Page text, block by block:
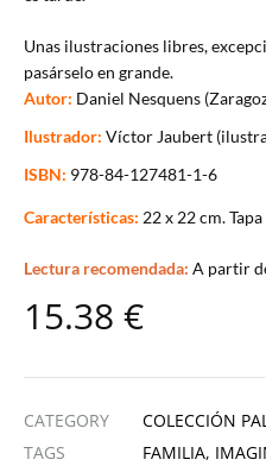
Unas ilustraciones libres,
pasárselo en grande.
Autor: Daniel Nesquens
Ilustrador: Víctor Jaubert
ISBN: 978-84-127481-1-6
Características: 22 x 22 cm.
Lectura recomendada: A partir
15.38 €
CATEGORY
COLECCIÓN
TAGS
FAMILIA,